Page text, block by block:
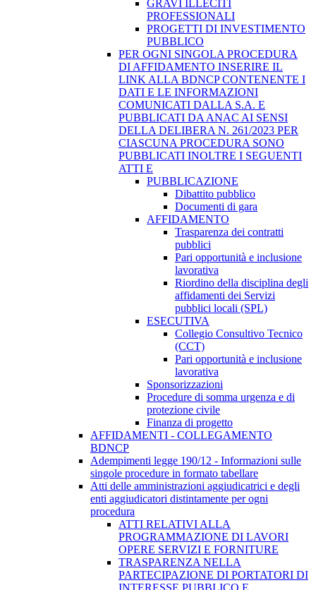
GRAVI ILLECITI
PROFESSIONALI
PROGETTI DI INVESTIMENTO
PUBBLICO
PER OGNI SINGOLA PROCEDURA
DI AFFIDAMENTO INSERIRE IL
LINK ALLA BDNCP CONTENENTE I
DATI E LE INFORMAZIONI
COMUNICATI DALLA S.A. E
PUBBLICATI DA ANAC AI SENSI
DELLA DELIBERA N. 261/2023 PER
CIASCUNA PROCEDURA SONO
PUBBLICATI INOLTRE I SEGUENTI
ATTI E
PUBBLICAZIONE
Dibattito pubblico
Documenti di gara
AFFIDAMENTO
Trasparenza dei contratti
pubblici
Pari opportunità e inclusione
lavorativa
Riordino della disciplina degli
affidamenti dei Servizi
pubblici locali (SPL)
ESECUTIVA
Collegio Consultivo Tecnico
(CCT)
Pari opportunità e inclusione
lavorativa
Sponsorizzazioni
Procedure di somma urgenza e di
protezione civile
Finanza di progetto
AFFIDAMENTI - COLLEGAMENTO
BDNCP
Adempimenti legge 190/12 - Informazioni sulle
singole procedure in formato tabellare
Atti delle amministrazioni aggiudicatrici e degli
enti aggiudicatori distintamente per ogni
procedura
ATTI RELATIVI ALLA
PROGRAMMAZIONE DI LAVORI
OPERE SERVIZI E FORNITURE
TRASPARENZA NELLA
PARTECIPAZIONE DI PORTATORI DI
INTERESSE PUBBLICO E